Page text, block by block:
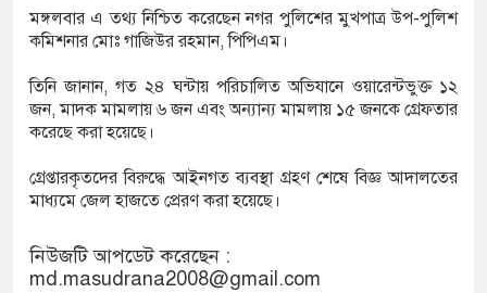
পাচারের প্রস্তুতি, তরুণীর পেট থেকে মিলল ৪১০০
নতুন বিসিক শিল্প পার্ক, শীতেই কাজ শুরুর
মঙ্গলবার এ তথ্য নিশ্চিত করেছেন নগর পুলিশের মুখপাত্র উপ-পুলিশ
কমিশনার মোঃ গাজিউর রহমান, পিপিএম।
তিনি জানান, গত ২৪ ঘন্টায় পরিচালিত অভিযানে ওয়ারেন্টভুক্ত ১২
জন, মাদক মামলায় ৬ জন এবং অন্যান্য মামলায় ১৫ জনকেগ্রেফতার
করেছে করা হয়েছে।
গ্রেপ্তারকৃতদের বিরুদ্ধে আইনগত ব্যবস্থা গ্রহণ শেষে বিজ্ঞ আদালতের
মাধ্যমে জেল হাজতে প্রেরণ করা হয়েছে।
নিউজটি আপডেট করেছেন :
md.masudrana2008@gmail.com